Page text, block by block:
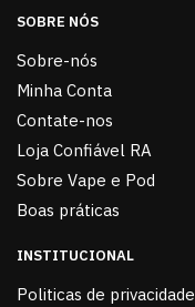
SOBRE NÓS
Sobre-nós
Minha Conta
Contate-nos
Loja Confiável RA
Sobre Vape e Pod
Boas práticas
INSTITUCIONAL
Politicas de privacidade